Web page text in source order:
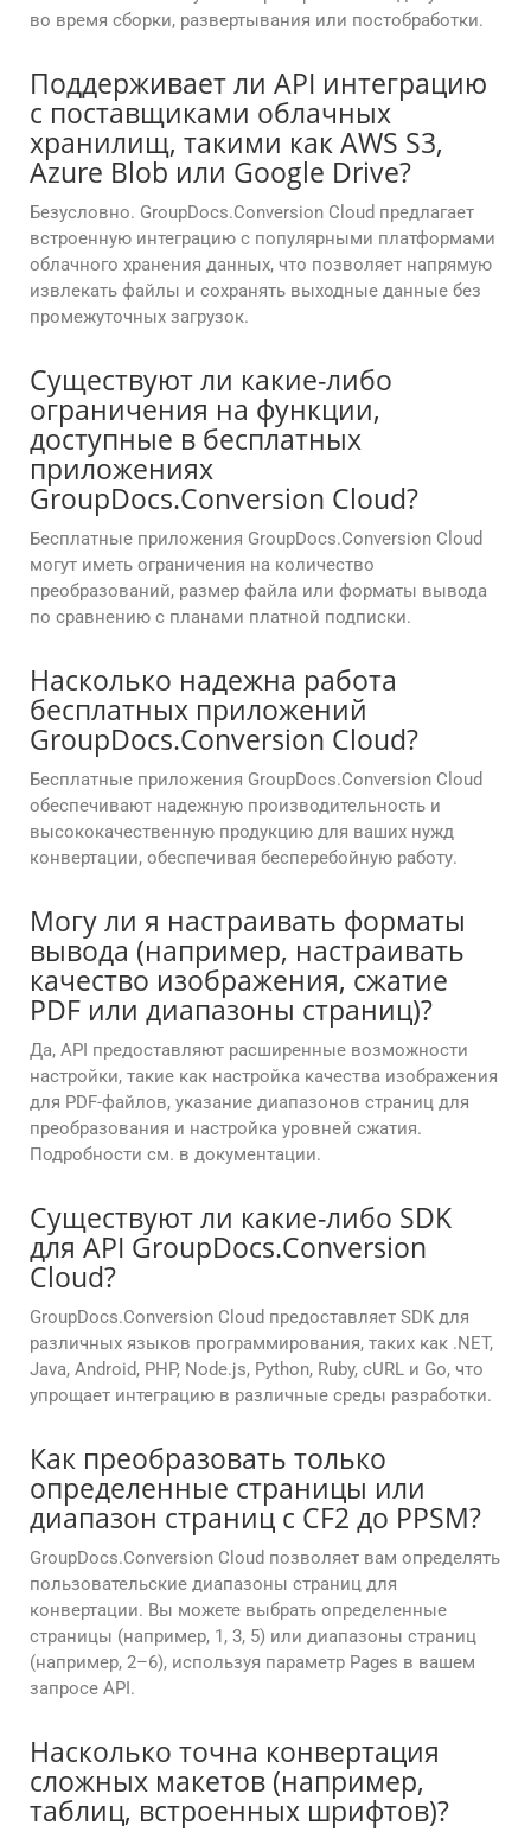
во время сборки, развертывания или постобработки.
Поддерживает ли API интеграцию
с поставщиками облачных
хранилищ, такими как AWS S3,
Azure Blob или Google Drive?
Безусловно. GroupDocs.Conversion Cloud предлагает
встроенную интеграцию с популярными платформами
облачного хранения данных, что позволяет напрямую
извлекать файлы и сохранять выходные данные без
промежуточных загрузок.
Существуют ли какие-либо
ограничения на функции,
доступные в бесплатных
приложениях
GroupDocs.Conversion Cloud?
Бесплатные приложения GroupDocs.Conversion Cloud
могут иметь ограничения на количество
преобразований, размер файла или форматы вывода
по сравнению с планами платной подписки.
Насколько надежна работа
бесплатных приложений
GroupDocs.Conversion Cloud?
Бесплатные приложения GroupDocs.Conversion Cloud
обеспечивают надежную производительность и
высококачественную продукцию для ваших нужд
конвертации, обеспечивая бесперебойную работу.
Могу ли я настраивать форматы
вывода (например, настраивать
качество изображения, сжатие
PDF или диапазоны страниц)?
Да, API предоставляют расширенные возможности
настройки, такие как настройка качества изображения
для PDF-файлов, указание диапазонов страниц для
преобразования и настройка уровней сжатия.
Подробности см. в документации.
Существуют ли какие-либо SDK
для API GroupDocs.Conversion
Cloud?
GroupDocs.Conversion Cloud предоставляет SDK для
различных языков программирования, таких как .NET,
Java, Android, PHP, Node.js, Python, Ruby, cURL и Go, что
упрощает интеграцию в различные среды разработки.
Как преобразовать только
определенные страницы или
диапазон страниц с CF2 до PPSM?
GroupDocs.Conversion Cloud позволяет вам определять
пользовательские диапазоны страниц для
конвертации. Вы можете выбрать определенные
страницы (например, 1, 3, 5) или диапазоны страниц
(например, 2–6), используя параметр Pages в вашем
запросе API.
Насколько точна конвертация
сложных макетов (например,
таблиц, встроенных шрифтов)?